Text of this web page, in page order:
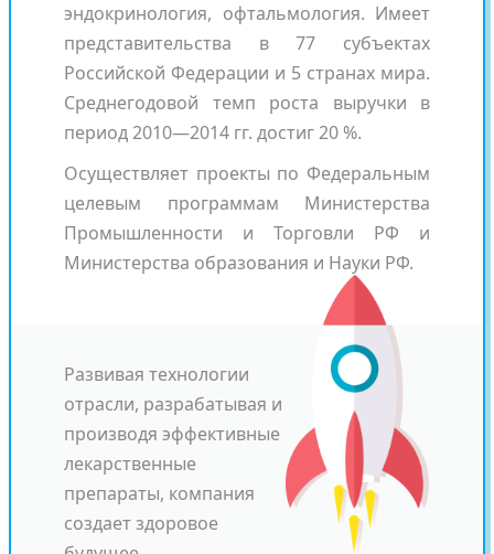
эндокринология, офтальмология. Имеет
представительства в 77 субъектах
Российской Федерации и 5 странах мира.
Среднегодовой темп роста выручки в
период 2010—2014 гг. достиг 20 %.
Осуществляет проекты по Федеральным
целевым программам Министерства
Промышленности и Торговли РФ и
Министерства образования и Науки РФ.
Развивая технологии
отрасли, разрабатывая и
производя эффективные
лекарственные
препараты, компания
создает здоровое